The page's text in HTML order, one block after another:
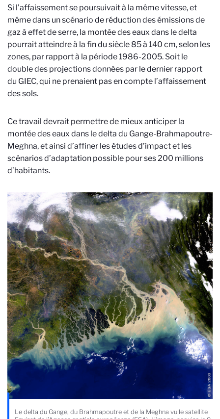
Si l'affaissement se poursuivait à la même vitesse, et
même dans un scénario de réduction des émissions de
gaz à effet de serre, la montée des eaux dans le delta
pourrait atteindre à la fin du siècle 85 à 140 cm, selon les
zones, par rapport à la période 1986-2005. Soit le
double des projections données par le dernier rapport
du GIEC, qui ne prenaient pas en compte l’affaissement
des sols.
Ce travail devrait permettre de mieux anticiper la
montée des eaux dans le delta du Gange-Brahmapoutre-
Meghna, et ainsi d’affiner les études d’impact et les
scénarios d’adaptation possible pour ses 200 millions
d’habitants.
Le delta du Gange, du Brahmapoutre et de la Meghna vu le satellite